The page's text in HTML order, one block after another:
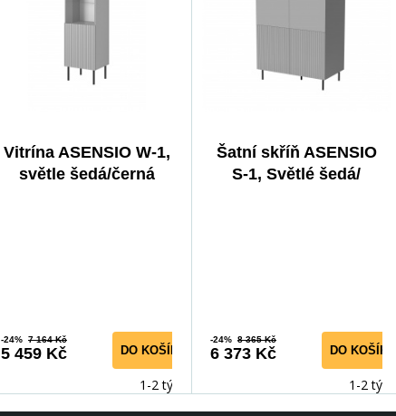
Vitrína ASENSIO W-1,
světle šedá/černá
-24% 7 164 Kč
5 459 Kč DO KOŠÍKU
1-2 týdny
Šatní skříň ASENSIO
S-1, Světlé šedá/
-24% 8 365 Kč
6 373 Kč DO KOŠÍKU
1-2 týdny